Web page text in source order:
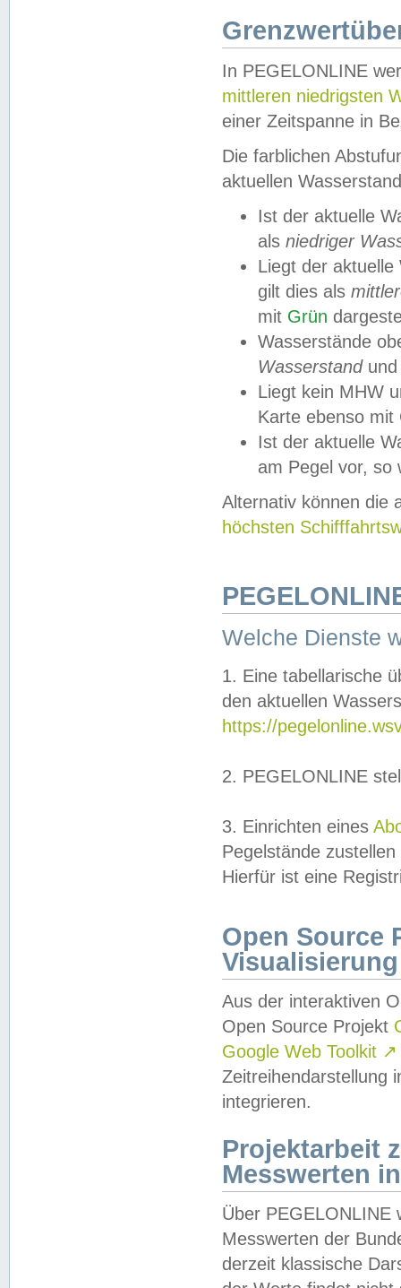
In PEGELONLINE
mittleren niedrigsten
einer Zeitspanne in
Die farblichen
aktuellen
Ist der aktuelle
als niedriger
Liegt der
gilt dies als
mit Grün
Wasserstände
Wasserstandund
Liegt kein MHW
Karte ebenso mit
Ist der aktuelle
am Pegel vor,
Alternativ können die
höchsten
Welche Dienste
1. Eine tabellarische
den aktuellen
https://
2. PEGELONLINE
3. Einrichten eines
Pegelstände
Hierfür ist eine
Open Source
Visualisierung
Aus der interaktiven
Open Source Projekt
Google Web Toolkit ↗
Zeitreihendarstellung
integrieren.
Projektarbeit
Messwerten
Über PEGELONLINE
Messwerten der
derzeit klassische